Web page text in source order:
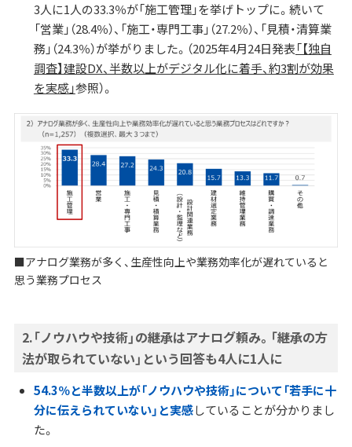
3人に1人の33.3％が「施工管理」を挙げトップに。続いて
「営業」（28.4％）、「施工・専門工事」（27.2％）、「見積・清算業
務」（24.3％）が挙がりました。（2025年4月24日発表「【独自
調査】建設DX、半数以上がデジタル化に着手、約3割が効果
を実感」参照）。
■アナログ業務が多く、生産性向上や業務効率化が遅れていると
思う業務プロセス
2.「ノウハウや技術」の継承はアナログ頼み。「継承の方
法が取られていない」という回答も4人に1人に
54.3％と半数以上が「ノウハウや技術」について「若手に十
分に伝えられていない」と実感していることが分かりまし
た。